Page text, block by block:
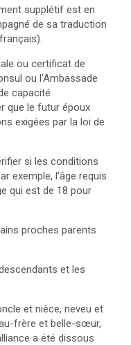
supplétif est en
de sa traduction
ou certificat de
ou l’Ambassade
capacité
que le futur époux
exigées par la loi de
si les conditions
exemple, l’âge requis
qui est de 18 pour
proches parents
et les
et nièce, neveu et
frère et belle-sœur,
a été dissous